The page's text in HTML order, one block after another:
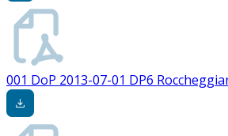
001 DoP 2013-07-01 DP6